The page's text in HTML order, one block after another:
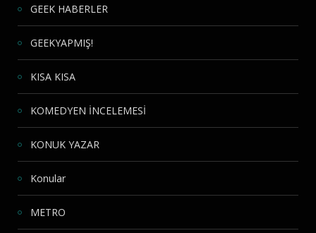
GEEK HABERLER
GEEKYAPMIŞ!
KISA KISA
KOMEDYEN İNCELEMESİ
KONUK YAZAR
Konular
METRO